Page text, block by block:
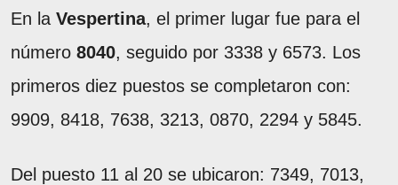
En la Vespertina, el primer lugar fue para el
número 8040, seguido por 3338 y 6573. Los
primeros diez puestos se completaron con:
9909, 8418, 7638, 3213, 0870, 2294 y 5845.
Del puesto 11 al 20 se ubicaron: 7349, 7013,